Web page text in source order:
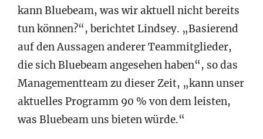
kann Bluebeam, was wir aktuell nicht bereits
tun können?“, berichtet Lindsey. „Basierend
auf den Aussagen anderer Teammitglieder,
die sich Bluebeam angesehen haben“, so das
Managementteam zu dieser Zeit, „kann unser
aktuelles Programm 90 % von dem leisten,
was Bluebeam uns bieten würde.“